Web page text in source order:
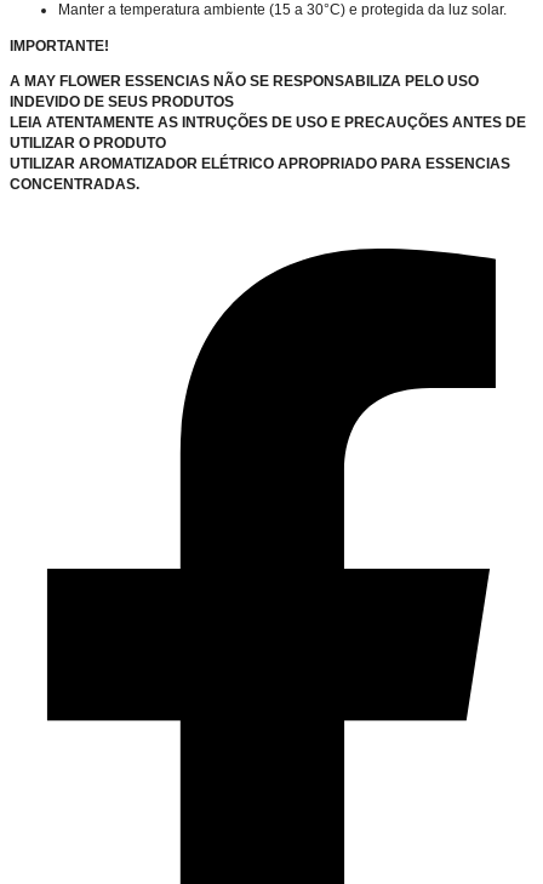
Manter a temperatura ambiente (15 a 30°C) e protegida da luz solar.
IMPORTANTE!
A MAY FLOWER ESSENCIAS NÃO SE RESPONSABILIZA PELO USO
INDEVIDO DE SEUS PRODUTOS
LEIA ATENTAMENTE AS INTRUÇÕES DE USO E PRECAUÇÕES ANTES DE
UTILIZAR O PRODUTO
UTILIZAR AROMATIZADOR ELÉTRICO APROPRIADO PARA ESSENCIAS
CONCENTRADAS.